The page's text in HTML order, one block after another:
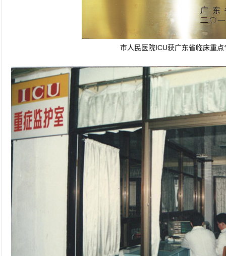
市人民医院ICU获广东省临床重点